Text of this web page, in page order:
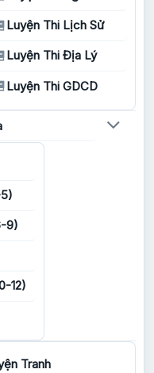
Luyện Thi Lịch Sử
Luyện Thi Địa Lý
Luyện Thi GDCD
9)
12)
Tranh